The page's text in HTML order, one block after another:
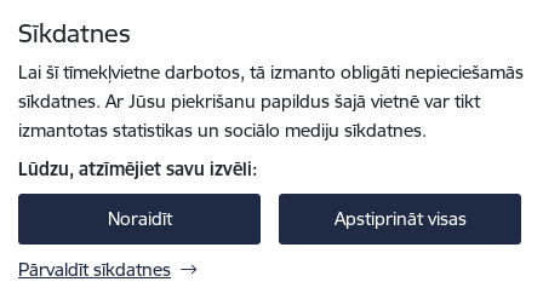
Sīkdatnes
Lai šī tīmekļvietne darbotos, tā izmanto obligāti nepieciešamās
sīkdatnes. Ar Jūsu piekrišanu papildus šajā vietnē var tikt
izmantotas statistikas un sociālo mediju sīkdatnes.
Lūdzu, atzīmējiet savu izvēli:
Noraidīt Apstiprināt visas
Pārvaldīt sīkdatnes